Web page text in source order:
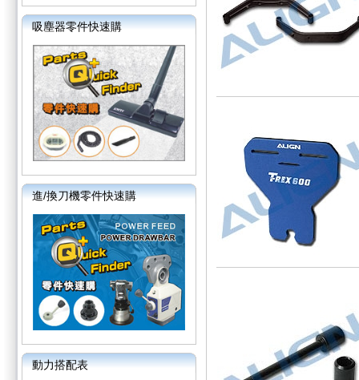
吸塵器零件快速購
進/換刀機零件快速購
動力搭配表